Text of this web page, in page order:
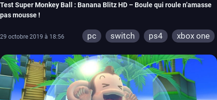
Test Super Monkey Ball : Banana Blitz HD – Boule qui roule n’amasse
pas mousse !
29 octobre 2019 à 18:56 pc switch ps4 xbox one